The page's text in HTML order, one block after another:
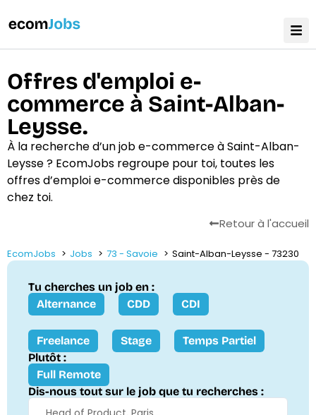
Offres d'emploi e-
commerce à Saint-Alban-
Leysse.
À la recherche d’un job e-commerce à Saint-Alban-
Leysse ? EcomJobs regroupe pour toi, toutes les
offres d’emploi e-commerce disponibles près de
chez toi.
Retour à l'accueil
EcomJobs Jobs 73 - Savoie Saint-Alban-Leysse - 73230
Tu cherches un job en :
Alternance
CDD CDI
Freelance Stage
Temps Partiel
Plutôt :
Full Remote
Dis-nous tout sur le job que tu recherches :